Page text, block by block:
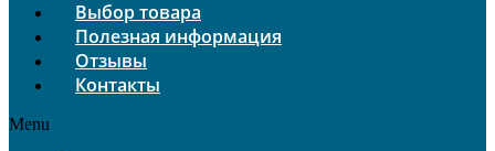
Выбор товара
Полезная информация
Отзывы
Контакты
Menu